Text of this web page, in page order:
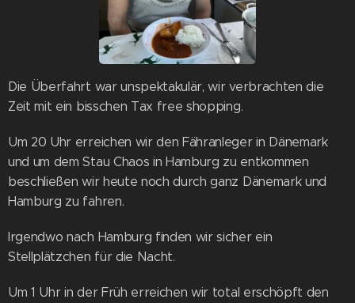
Die Überfahrt war unspektakulär, wir verbrachten die
Zeit mit ein bisschen Tax free shopping.
Um 20 Uhr erreichen wir den Fähranleger in Dänemark
und um dem Stau Chaos in Hamburg zu entkommen
beschließen wir heute noch durch ganz Dänemark und
Hamburg zu fahren.
Irgendwo nach Hamburg finden wir sicher ein
Stellplätzchen für die Nacht.
Um 1 Uhr in der Früh erreichen wir total erschöpft den